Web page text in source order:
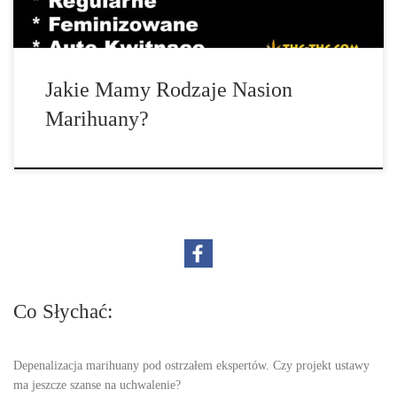
Jakie Mamy Rodzaje Nasion
Marihuany?
Co Słychać:
Depenalizacja marihuany pod ostrzałem ekspertów. Czy projekt ustawy
ma jeszcze szanse na uchwalenie?